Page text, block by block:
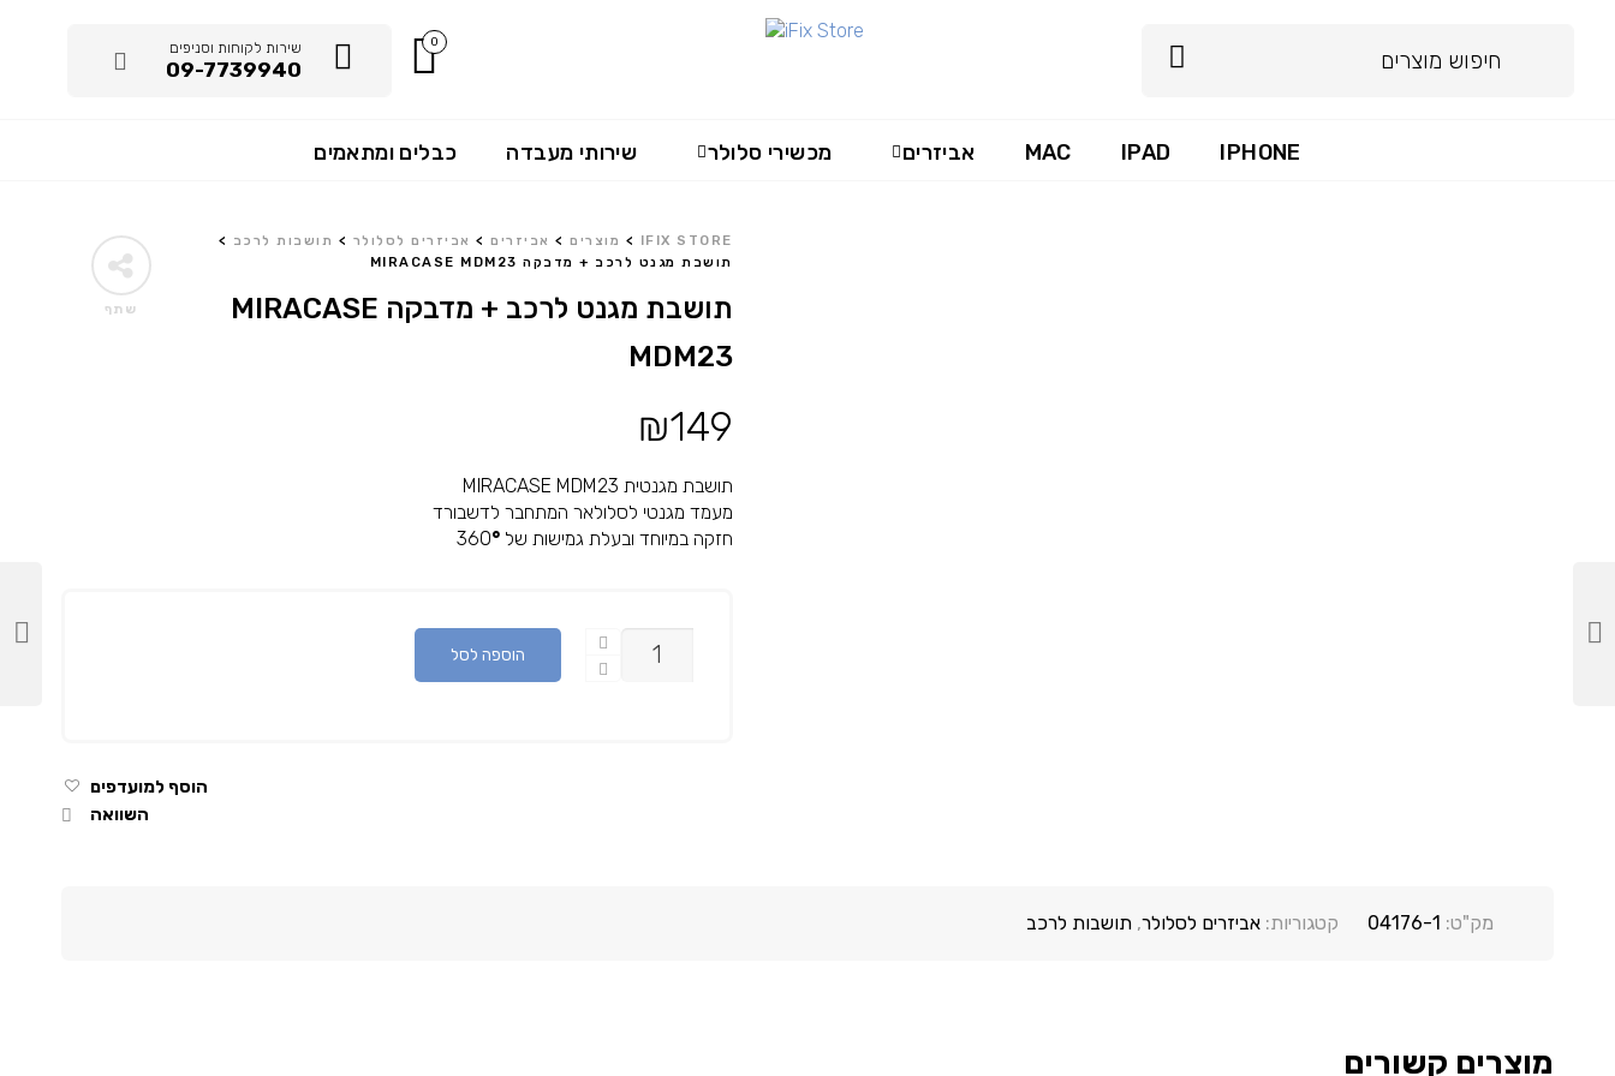
שירות לקוחות וסניפים
09-7739940
0
IPHONE
IPAD
MAC אביזרים מכשירי סלולר שירותי מעבדה כבלים ומתאמים
שתף
IFIX STORE
> מוצרים> אביזרים> אביזרים לסלולר > תושבות לרכב >
תושבת מגנט לרכב + מדבקה MIRACASE MDM23
תושבת מגנט לרכב + מדבקה MIRACASE
MDM23
₪149
תושבת מגנטית MIRACASE MDM23
מעמד מגנטי לסלולאר המתחבר לדשבורד
חזקה במיוחד ובעלת גמישות של 360°
כמות
הוספה לסל
הוסף למועדפים
השוואה
מק"ט: 04176-1 קטגוריות: אביזרים לסלולר, תושבות לרכב
מוצרים קשורים